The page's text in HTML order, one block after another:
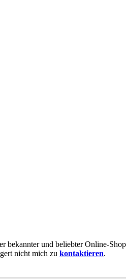
bekannter und beliebter Online-
nicht mich zu kontaktieren.